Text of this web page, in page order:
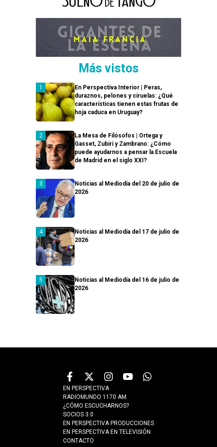
Más vistos
En Perspectiva Interior | Peras,
duraznos, pelones y ciruelas: ¿Qué
características tienen estas frutas de
hoja caduca en Uruguay?
La Mesa de Filósofos | Ortega y
Gasset, Zubiri y Zambrano: ¿Cómo
puede ayudarnos a pensar la Escuela
de Madrid en el siglo XXI?
Noticias al Mediodía del 20 de julio de
2026
Noticias al Mediodía del 17 de julio de
2026
Noticias al Mediodía del 16 de julio de
2026
EN PERSPECTIVA
RADIOMUNDO 1170 AM
¿CÓMO ESCUCHARNOS?
SOCIOS 3.0
EN PERSPECTIVA PRODUCCIONES
EN PERSPECTIVA EN TELEVISIÓN
CONTACTO